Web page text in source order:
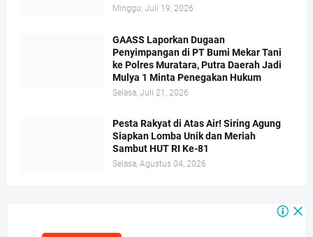
Minggu, Juli 19, 2026
GAASS Laporkan Dugaan
Penyimpangan di PT Bumi Mekar Tani
ke Polres Muratara, Putra Daerah Jadi
Mulya 1 Minta Penegakan Hukum
Selasa, Juli 21, 2026
Pesta Rakyat di Atas Air! Siring Agung
Siapkan Lomba Unik dan Meriah
Sambut HUT RI Ke-81
Selasa, Agustus 04, 2026